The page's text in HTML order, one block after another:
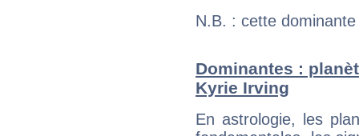
N.B. : cette
Dominantes :
Kyrie Irving
En astrologie, les